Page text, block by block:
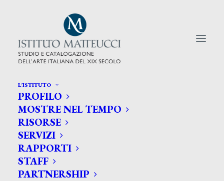
L’ISTITUTO
PROFILO
MOSTRE NEL TEMPO
RISORSE
SERVIZI
RAPPORTI
STAFF
PARTNERSHIP
CERCA TRA GLI ARTISTI:
Search
for: